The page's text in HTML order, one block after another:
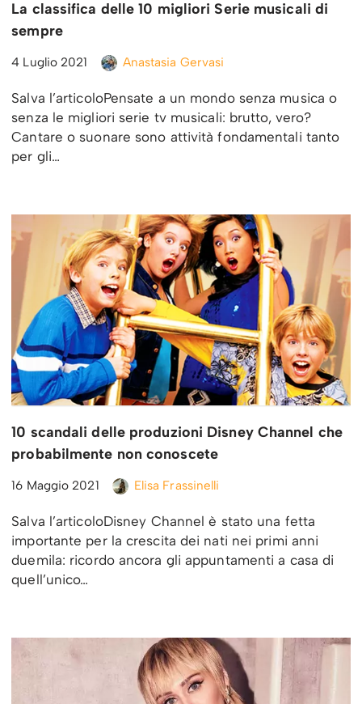
La classifica delle 10 migliori Serie musicali di
sempre
4 Luglio 2021 Anastasia Gervasi
Salva l’articoloPensate a un mondo senza musica o
senza le migliori serie tv musicali: brutto, vero?
Cantare o suonare sono attività fondamentali tanto
per gli…
10 scandali delle produzioni Disney Channel che
probabilmente non conoscete
16 Maggio 2021 Elisa Frassinelli
Salva l’articoloDisney Channel è stato una fetta
importante per la crescita dei nati nei primi anni
duemila: ricordo ancora gli appuntamenti a casa di
quell’unico…